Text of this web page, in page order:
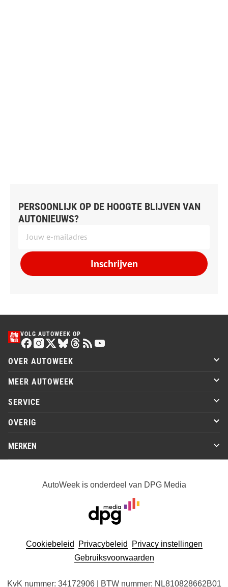
PERSOONLIJK OP DE HOOGTE BLIJVEN VAN
AUTONIEUWS?
Inschrijven
VOLG AUTOWEEK OP
OVER AUTOWEEK
MEER AUTOWEEK
SERVICE
OVERIG
MERKEN
AutoWeek is onderdeel van DPG Media
Cookiebeleid Privacybeleid
Privacy instellingen
Gebruiksvoorwaarden
KvK nummer: 34172906 | BTW nummer: NL810828662B01